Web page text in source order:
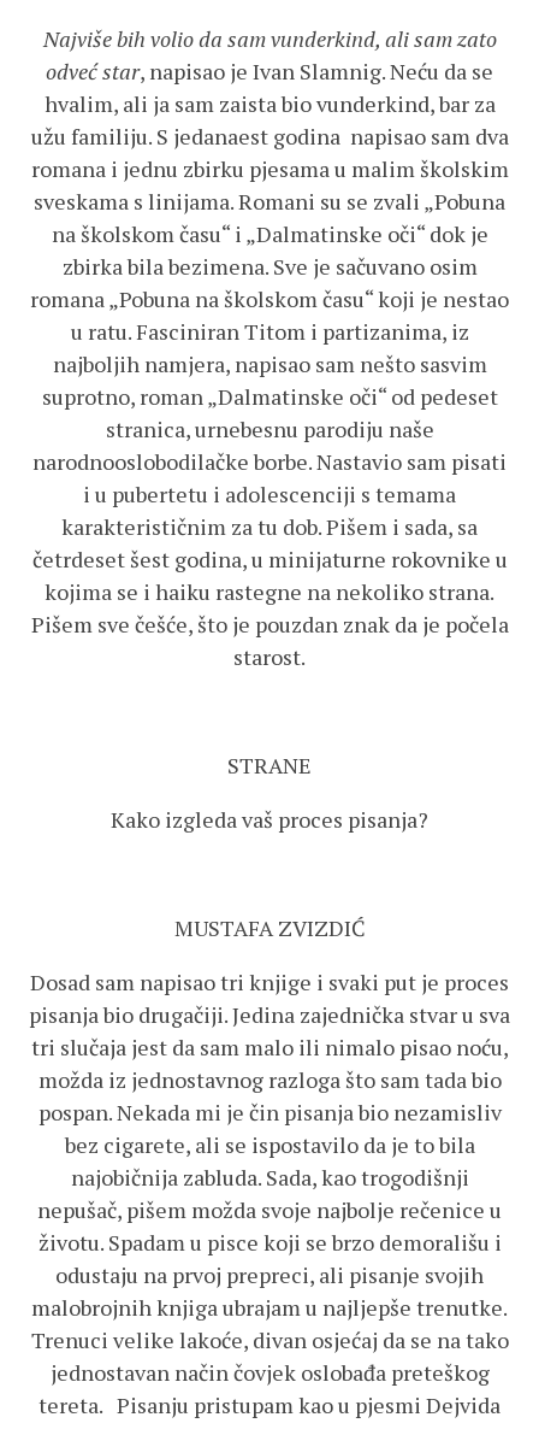
Najviše bih volio da sam vunderkind, ali sam zato
odveć star, napisao je Ivan Slamnig. Neću da se
hvalim, ali ja sam zaista bio vunderkind, bar za
užu familiju. S jedanaest godina napisao sam dva
romana i jednu zbirku pjesama u malim školskim
sveskama s linijama. Romani su se zvali „Pobuna
na školskom času“ i „Dalmatinske oči“ dok je
zbirka bila bezimena. Sve je sačuvano osim
romana „Pobuna na školskom času“ koji je nestao
u ratu. Fasciniran Titom i partizanima, iz
najboljih namjera, napisao sam nešto sasvim
suprotno, roman „Dalmatinske oči“ od pedeset
stranica, urnebesnu parodiju naše
narodnooslobodilačke borbe. Nastavio sam pisati
i u pubertetu i adolescenciji s temama
karakterističnim za tu dob. Pišem i sada, sa
četrdeset šest godina, u minijaturne rokovnike u
kojima se i haiku rastegne na nekoliko strana.
Pišem sve češće, što je pouzdan znak da je počela
starost.
STRANE
Kako izgleda vaš proces pisanja?
MUSTAFA ZVIZDIĆ
Dosad sam napisao tri knjige i svaki put je proces
pisanja bio drugačiji. Jedina zajednička stvar u sva
tri slučaja jest da sam malo ili nimalo pisao noću,
možda iz jednostavnog razloga što sam tada bio
pospan. Nekada mi je čin pisanja bio nezamisliv
bez cigarete, ali se ispostavilo da je to bila
najobičnija zabluda. Sada, kao trogodišnji
nepušač, pišem možda svoje najbolje rečenice u
životu. Spadam u pisce koji se brzo demorališu i
odustaju na prvoj prepreci, ali pisanje svojih
malobrojnih knjiga ubrajam u najljepše trenutke.
Trenuci velike lakoće, divan osjećaj da se na tako
jednostavan način čovjek oslobađa preteškog
tereta. Pisanju pristupam kao u pjesmi Dejvida